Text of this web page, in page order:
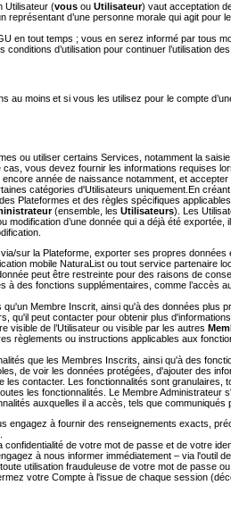
Utilisateur (vous ou Utilisateur) vaut acceptation
représentant d’une personne morale qui agit pour
en tout temps ; vous en serez informé par tous
d’utilisation pour continuer l’utilisation
moins et si vous les utilisez pour le compte
ou utiliser certains Services, notamment la
cas, vous devez fournir les informations requises
année de naissance notamment, et
catégories d'Utilisateurs uniquement.En
des Plateformes et des règles spécifiques
(ensemble, les Utilisateurs). Les
d’une donnée qui a déjà été exportée,
sur la Plateforme, exporter ses propres données
mobile NaturaList ou tout service partenaire
peut être restreinte pour des raisons de
des fonctions supplémentaires, comme l’accès
Membre Inscrit, ainsi qu'à des données plus
qu'il peut contacter pour obtenir plus
visible de l’Utilisateur ou visible par les autres
règlements ou instructions applicables aux
que les Membres Inscrits, ainsi qu'à des
de voir les données protégées, d'ajouter des
contacter. Les fonctionnalités sont granulaires,
les fonctionnalités. Le Membre
auxquelles il a accès, tels que communiqués
engagez à fournir des renseignements exacts,
confidentialité de votre mot de passe et de votre
à nous informer immédiatement – via l'outil
utilisation frauduleuse de votre mot de passe
votre Compte à l'issue de chaque session